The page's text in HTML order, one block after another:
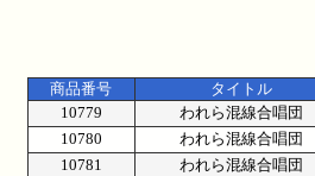
商品番号 タイトル
10779
われら混線合唱団
10780
われら混線合唱団
10781
われら混線合唱団